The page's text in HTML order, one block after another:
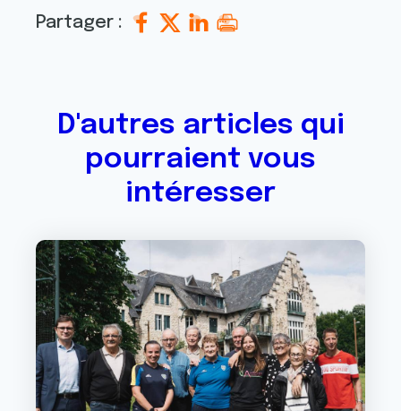
Partager :
D'autres articles qui
pourraient vous
intéresser
Image